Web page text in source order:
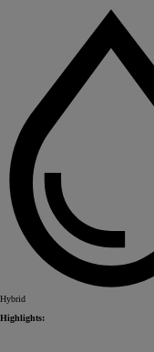
Hybrid
Highlights: